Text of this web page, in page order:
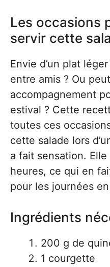
Les occasions
servir cette
Envie d’un plat
entre amis ? Ou
accompagnement
estival ? Cette
toutes ces
cette salade lors
a fait sensation.
heures, ce qui en
pour les journées
Ingrédients
200 g de
1 courgette